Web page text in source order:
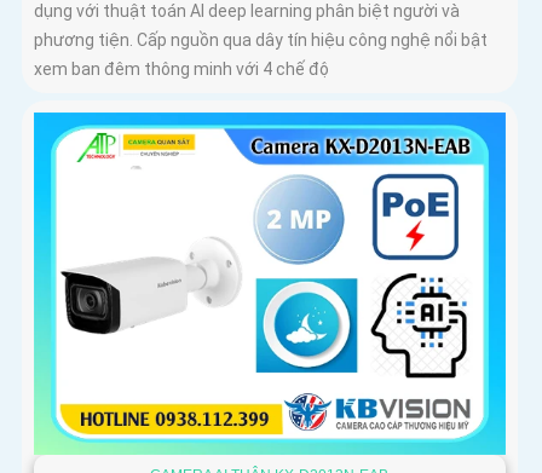
dụng với thuật toán AI deep learning phân biệt người và
phương tiện. Cấp nguồn qua dây tín hiệu công nghệ nổi bật
xem ban đêm thông minh với 4 chế độ